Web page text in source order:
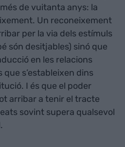
de vuitanta anys: la
Un reconeixement
per la via dels estímuls
són desitjables) sinó que
en les relacions
s’estableixen dins
I és que el poder
arribar a tenir el tracte
sovint supera qualsevol